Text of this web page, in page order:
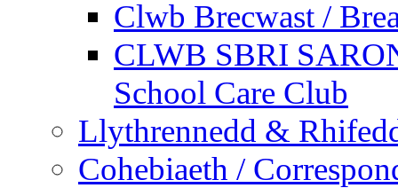
Clwb Brecwast /
CLWB SBRI
School Care Club
Llythrennedd &
Cohebiaeth /